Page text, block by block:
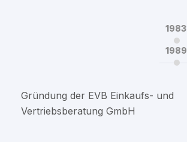
1983
1989
Gründung der EVB Einkaufs- und
Vertriebsberatung GmbH